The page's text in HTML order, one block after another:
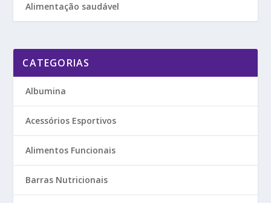
Alimentação saudável
CATEGORIAS
Albumina
Acessórios Esportivos
Alimentos Funcionais
Barras Nutricionais